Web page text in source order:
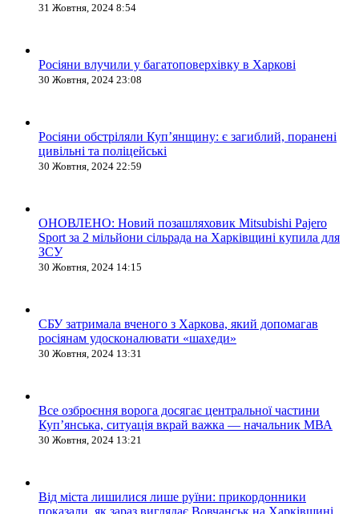
31 Жовтня, 2024 8:54
Росіяни влучили у багатоповерхівку в Харкові
30 Жовтня, 2024 23:08
Росіяни обстріляли Купʼянщину: є загиблий, поранені
цивільні та поліцейські
30 Жовтня, 2024 22:59
ОНОВЛЕНО: Новий позашляховик Mitsubishi Pajero
Sport за 2 мільйони сільрада на Харківщині купила для
ЗСУ
30 Жовтня, 2024 14:15
СБУ затримала вченого з Харкова, який допомагав
росіянам удосконалювати «шахеди»
30 Жовтня, 2024 13:31
Все озброєння ворога досягає центральної частини
Куп’янська, ситуація вкрай важка — начальник МВА
30 Жовтня, 2024 13:21
Від міста лишилися лише руїни: прикордонники
показали, як зараз виглядає Вовчанськ на Харківщині